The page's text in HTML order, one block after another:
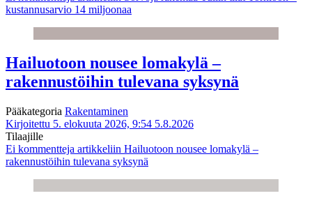
kustannusarvio 14 miljoonaa
Hailuotoon nousee lomakylä –
rakennustöihin tulevana syksynä
Pääkategoria Rakentaminen
Kirjoitettu 5. elokuuta 2026, 9:54 5.8.2026
Tilaajille
Ei kommentteja artikkeliin Hailuotoon nousee lomakylä –
rakennustöihin tulevana syksynä